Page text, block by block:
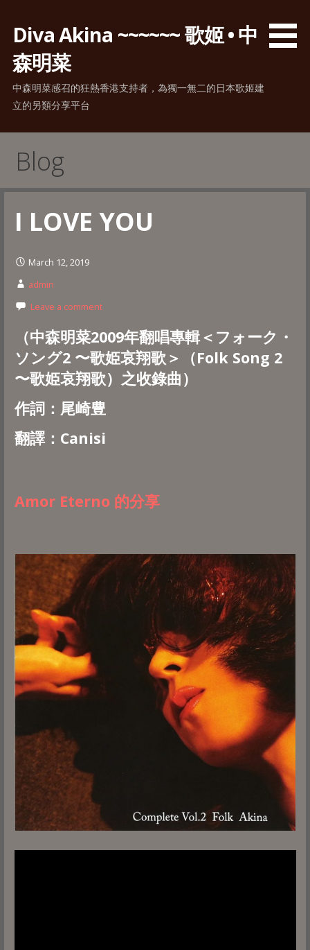
content
Diva Akina ~~~~~~ 歌姬 • 中
森明菜
中森明菜感召的狂熱香港支持者，為獨一無二的日本歌姬建
立的另類分享平台
Blog
I LOVE YOU
March 12, 2019
admin
Leave a comment
（中森明菜2009年翻唱專輯＜フォーク・
ソング2 〜歌姫哀翔歌＞（Folk Song 2
〜歌姫哀翔歌）之收錄曲）
作詞：尾崎豊
翻譯：Canisi
Amor Eterno 的分享